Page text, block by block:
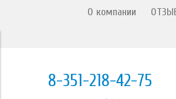
О компании
8-351-218-42-75